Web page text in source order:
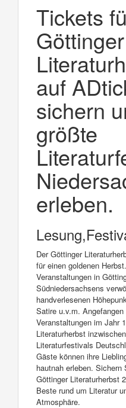
Tickets
Göttinger
auf
sichern
größte
erleben.
Der Göttinger
für einen goldenen
Veranstaltungen in
Südniedersachsens
handverlesenen
Satire u.v.m.
Veranstaltungen im Jahr
Literaturherbst
Literaturfestivals
Gäste können ihre
hautnah erleben.
Göttinger Literaturherbst
Beste rund um Literatur
Atmosphäre.